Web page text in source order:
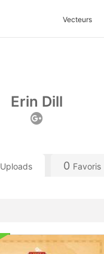
Vecteurs
Erin Dill
Uploads 0 Favoris